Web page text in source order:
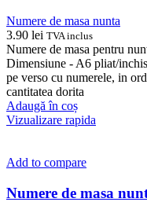
Numere de masa nunta
3.90 lei TVA inclus
Numere de masa pentru
Dimensiune - A6 pliat/
pe verso cu numerele, in
cantitatea dorita
Adaugă în coș
Vizualizare rapida
Add to compare
Numere de masa